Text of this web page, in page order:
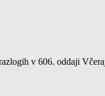
v 606. oddaji